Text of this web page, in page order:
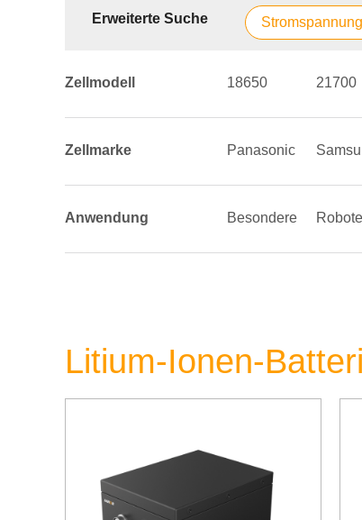
Erweiterte Suche
Zellmodell 18650 21700
Zellmarke Panasonic
Anwendung Besondere
Litium-Ionen-